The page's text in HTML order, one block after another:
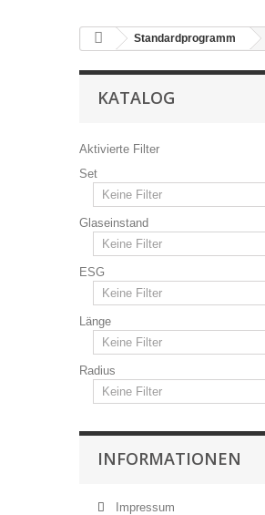
Standardprogramm
KATALOG
Aktivierte Filter
Set
Glaseinstand
ESG
Länge
Radius
INFORMATIONEN
Impressum